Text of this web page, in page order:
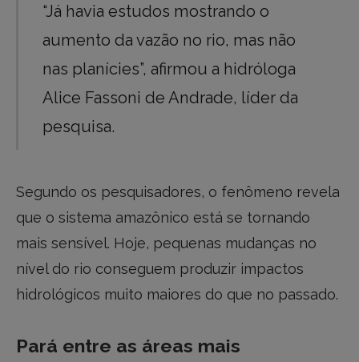
“Já havia estudos mostrando o
aumento da vazão no rio, mas não
nas planícies”, afirmou a hidróloga
Alice Fassoni de Andrade, líder da
pesquisa.
Segundo os pesquisadores, o fenômeno revela
que o sistema amazônico está se tornando
mais sensível. Hoje, pequenas mudanças no
nível do rio conseguem produzir impactos
hidrológicos muito maiores do que no passado.
Pará entre as áreas mais